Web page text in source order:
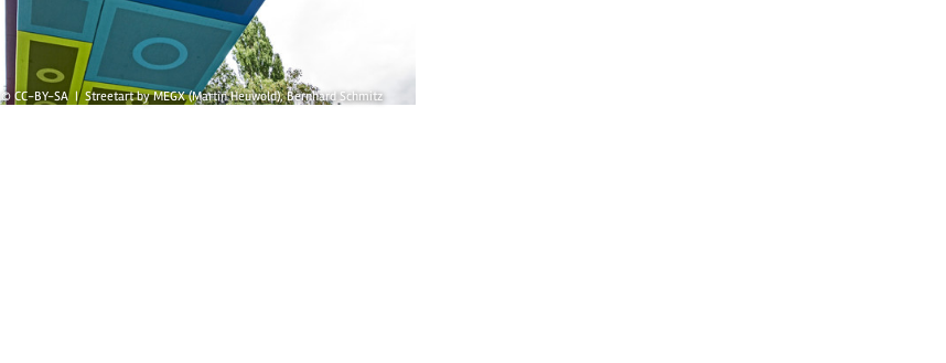
© CC-BY-SA | Streetart by MEGX (Martin Heuwold), Bernhard Schmitz